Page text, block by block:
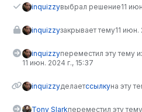
inquizzyвыбрал решение11
inquizzyзакрывает тему11 июн.
inquizzyпереместил эту тему
11 июн. 2024 г., 15:37
inquizzyделаетссылкуна эту
Tony Slarkпереместил эту